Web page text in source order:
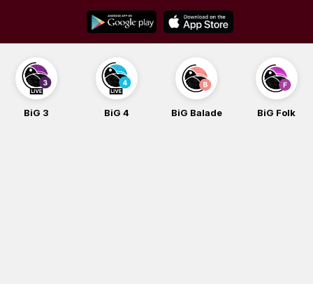
content
BiG 4 BiG Balade BiG Folk BiG iG